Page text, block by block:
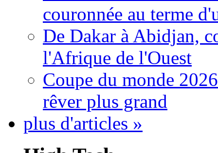
couronnée au terme
De Dakar à Abidjan,
l'Afrique de l'Ouest
Coupe du monde
rêver plus grand
plus d'articles »